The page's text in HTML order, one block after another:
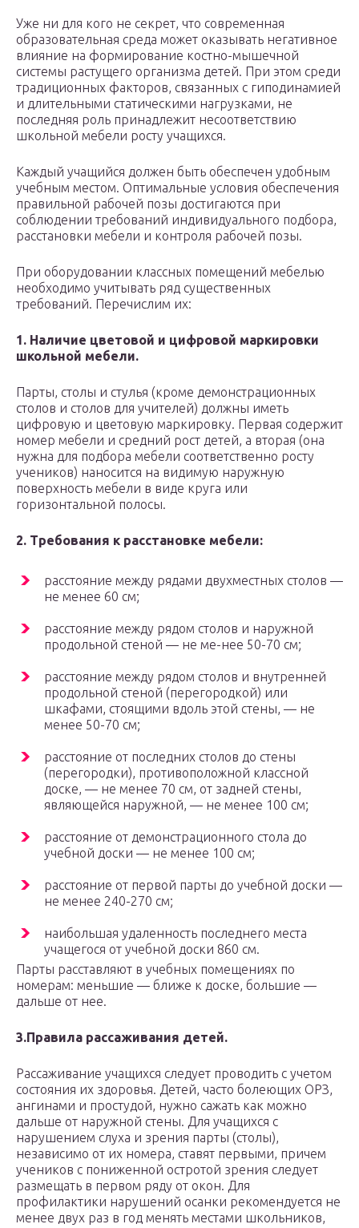
Уже ни для кого не секрет, что современная
образовательная среда может оказывать негативное
влияние на формирование костно-мышечной
системы растущего организма детей. При этом среди
традиционных факторов, связанных с гиподинамией
и длительными статическими нагрузками, не
последняя роль принадлежит несоответствию
школьной мебели росту учащихся.
Каждый учащийся должен быть обеспечен удобным
учебным местом. Оптимальные условия обеспечения
правильной рабочей позы достигаются при
соблюдении требований индивидуального подбора,
расстановки мебели и контроля рабочей позы.
При оборудовании классных помещений мебелью
необходимо учитывать ряд существенных
требований. Перечислим их:
1. Наличие цветовой и цифровой маркировки
школьной мебели.
Парты, столы и стулья (кроме демонстрационных
столов и столов для учителей) должны иметь
цифровую и цветовую маркировку. Первая содержит
номер мебели и средний рост детей, а вторая (она
нужна для подбора мебели соответственно росту
учеников) наносится на видимую наружную
поверхность мебели в виде круга или
горизонтальной полосы.
2. Требования к расстановке мебели:
расстояние между рядами двухместных столов —
не менее 60 см;
расстояние между рядом столов и наружной
продольной стеной — не ме-нее 50-70 см;
расстояние между рядом столов и внутренней
продольной стеной (перегородкой) или
шкафами, стоящими вдоль этой стены, — не
менее 50-70 см;
расстояние от последних столов до стены
(перегородки), противоположной классной
доске, — не менее 70 см, от задней стены,
являющейся наружной, — не менее 100 см;
расстояние от демонстрационного стола до
учебной доски — не менее 100 см;
расстояние от первой парты до учебной доски —
не менее 240-270 см;
наибольшая удаленность последнего места
учащегося от учебной доски 860 см.
Парты расставляют в учебных помещениях по
номерам: меньшие — ближе к доске, большие —
дальше от нее.
3.Правила рассаживания детей.
Рассаживание учащихся следует проводить с учетом
состояния их здоровья. Детей, часто болеющих ОРЗ,
ангинами и простудой, нужно сажать как можно
дальше от наружной стены. Для учащихся с
нарушением слуха и зрения парты (столы),
независимо от их номера, ставят первыми, причем
учеников с пониженной остротой зрения следует
размещать в первом ряду от окон. Для
профилактики нарушений осанки рекомендуется не
менее двух раз в год менять местами школьников,